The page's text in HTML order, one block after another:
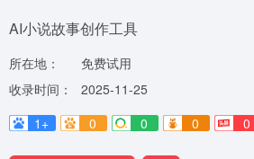
AI小说故事创作工具
所在地：
免费试用
收录时间：
2025-11-25
1+
0 0 0 0